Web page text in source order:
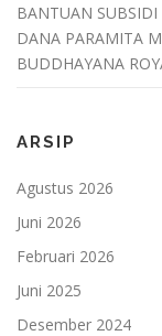
BANTUAN SUBSIDI
DANA PARAMITA
BUDDHAYANA
ARSIP
Agustus 2026
Juni 2026
Februari 2026
Juni 2025
Desember 2024